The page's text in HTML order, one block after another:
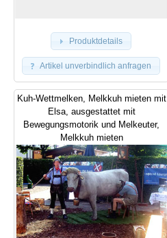
Produktdetails
Artikel unverbindlich anfragen
Kuh-Wettmelken, Melkkuh mieten mit
Elsa, ausgestattet mit
Bewegungsmotorik und Melkeuter,
Melkkuh mieten